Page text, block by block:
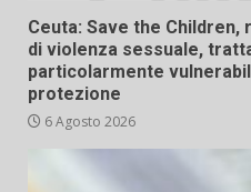
Ceuta: Save the
di violenza sessuale,
particolarmente
protezione
6 Agosto 2026